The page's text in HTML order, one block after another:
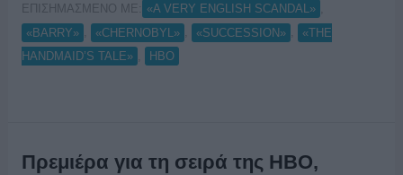
ΕΠΙΣΗΜΑΣΜΕΝΟ ΜΕ: «A VERY ENGLISH SCANDAL»
«BARRY»
«CHERNOBYL» «SUCCESSION»
«THE
HANDMAID’S TALE»
ΗΒΟ
Πρεμιέρα για τη σειρά της HBO,